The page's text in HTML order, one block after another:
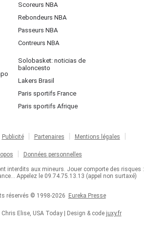
Scoreurs NBA
Rebondeurs NBA
Passeurs NBA
Contreurs NBA
Solobasket: noticias de
baloncesto
Lakers Brasil
Paris sportifs France
Paris sportifs Afrique
Publicité Partenaires Mentions légales
Données personnelles
interdits aux mineurs. Jouer comporte des risques :
Appelez le 09.74.75.13.13 (appel non surtaxé)
réservés © 1998-2026 Eureka Presse
Elise, USA Today | Design & code juxy.fr